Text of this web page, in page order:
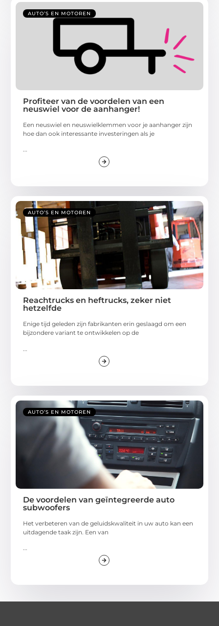
AUTO’S EN MOTOREN
Profiteer van de voordelen van een
neuswiel voor de aanhanger!
Een neuswiel en neuswielklemmen voor je aanhanger zijn
hoe dan ook interessante investeringen als je
...
AUTO’S EN MOTOREN
Reachtrucks en heftrucks, zeker niet
hetzelfde
Enige tijd geleden zijn fabrikanten erin geslaagd om een
bijzondere variant te ontwikkelen op de
AUTO’S EN MOTOREN
De voordelen van geïntegreerde auto
subwoofers
Het verbeteren van de geluidskwaliteit in uw auto kan een
uitdagende taak zijn. Een van